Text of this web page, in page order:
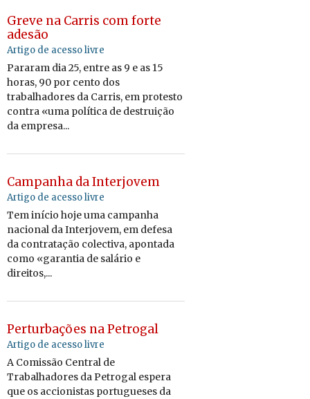
Greve na Carris com forte
adesão
Artigo de acesso livre
Pararam dia 25, entre as 9 e as 15
horas, 90 por cento dos
trabalhadores da Carris, em protesto
contra «uma política de destruição
da empresa...
Campanha da Interjovem
Artigo de acesso livre
Tem início hoje uma campanha
nacional da Interjovem, em defesa
da contratação colectiva, apontada
como «garantia de salário e
direitos,...
Perturbações na Petrogal
Artigo de acesso livre
A Comissão Central de
Trabalhadores da Petrogal espera
que os accionistas portugueses da